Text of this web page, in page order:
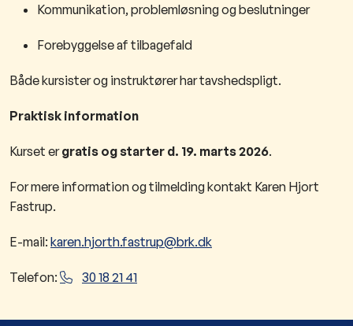
Kommunikation, problemløsning og beslutninger
Forebyggelse af tilbagefald
Både kursister og instruktører har tavshedspligt.
Praktisk information
Kurset er gratis og starter d. 19. marts 2026.
For mere information og tilmelding kontakt Karen Hjort
Fastrup.
E-mail: karen.hjorth.fastrup@brk.dk​
Telefon: 30 18 21 41​​​